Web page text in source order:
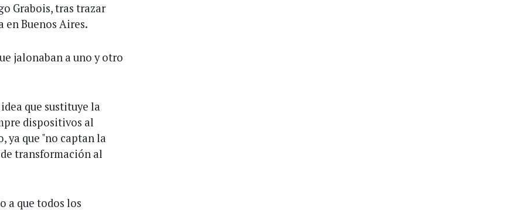
Grabois, tras trazar
Buenos Aires.
jalonaban a uno y otro
que sustituye la
dispositivos al
ya que "no captan la
transformación al
a que todos los